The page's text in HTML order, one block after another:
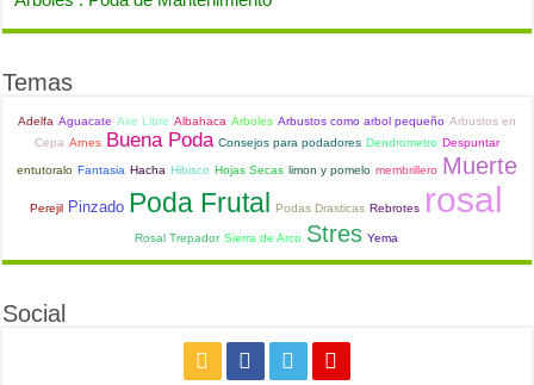
Temas
Adelfa Aguacate Aire Libre Albahaca Arboles Arbustos como arbol pequeño Arbustos en
Cepa Arnes Buena Poda Consejos para podadores Dendrometro Despuntar
entutoralo Fantasia Hacha Hibisco Hojas Secas limon y pomelo membrillero Muerte
Perejil Pinzado Poda Frutal Podas Drasticas Rebrotes rosal
Rosal Trepador Sierra de Arco Stres Yema
Social